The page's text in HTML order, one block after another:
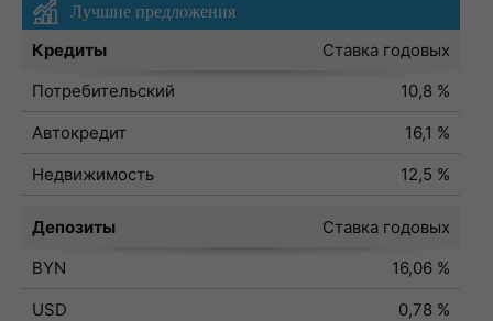
Лучшие предложения
Кредиты
Ставка годовых
Потребительский
10,8 %
Автокредит
16,1 %
Недвижимость
12,5 %
Депозиты
Ставка годовых
BYN
16,06 %
USD
0,78 %